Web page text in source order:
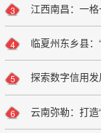
江西南昌：一格
3
临夏州东乡县：“信易
4
探索数字信用
5
云南弥勒：打造“安薪在弥
6